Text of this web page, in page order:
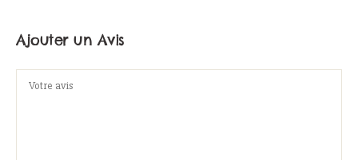
Ajouter un Avis